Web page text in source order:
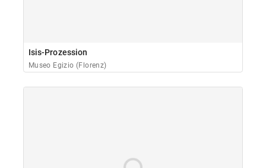
Isis-Prozession
Museo Egizio (Florenz)